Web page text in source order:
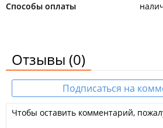
Способы оплаты
Отзывы (0)
Подписаться на
Чтобы оставить комментарий,